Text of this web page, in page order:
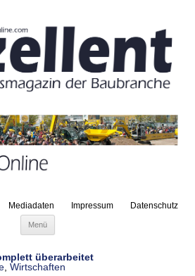
Mediadaten Impressum Datenschutz
Menü
überarbeitet
Wirtschaften